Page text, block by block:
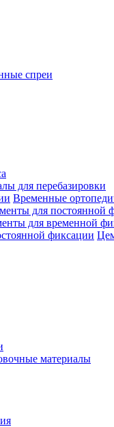
спреи
для перебазировки
Временные
для постоянной
для временной
материалы